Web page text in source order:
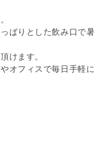
ぱりとした飲み口で暑
けます。
オフィスで毎日手軽に